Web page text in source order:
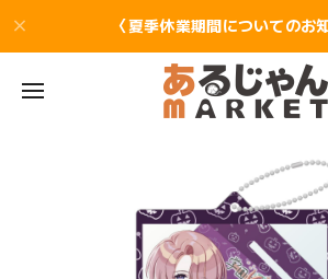
〈夏季休業期間についてのお